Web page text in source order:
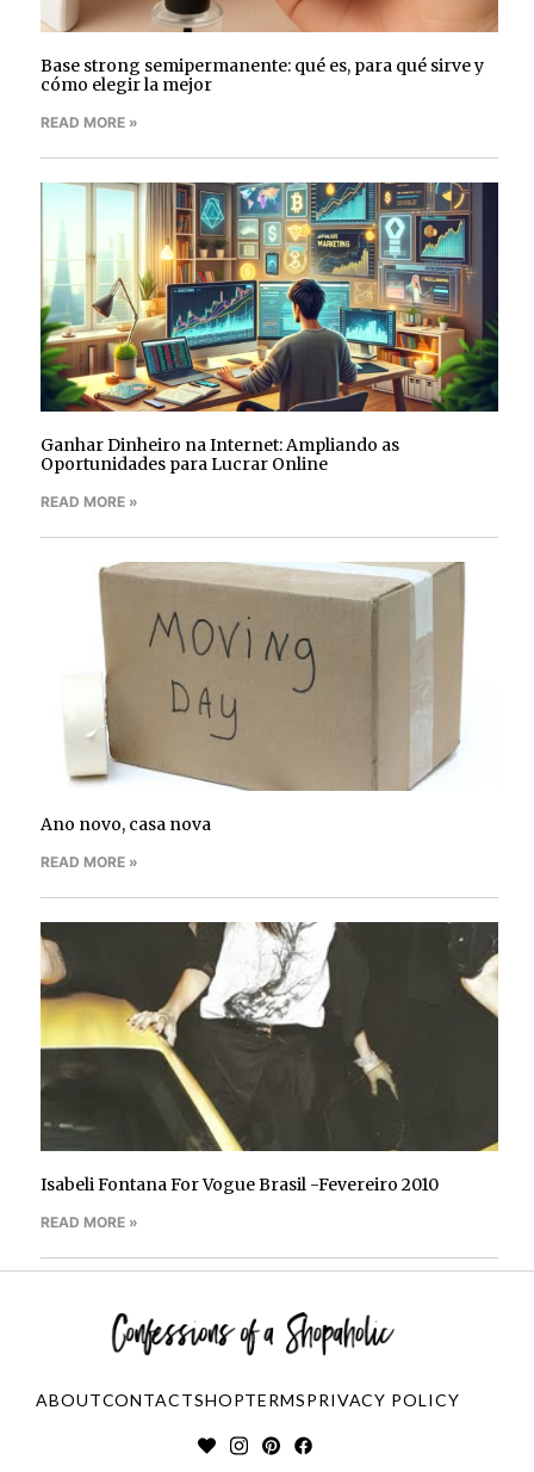
Base strong semipermanente: qué es, para qué sirve y
cómo elegir la mejor
READ MORE »
Ganhar Dinheiro na Internet: Ampliando as
Oportunidades para Lucrar Online
READ MORE »
Ano novo, casa nova
READ MORE »
Isabeli Fontana For Vogue Brasil -Fevereiro 2010
READ MORE »
ABOUTCONTACTSHOPTERMSPRIVACY POLICY